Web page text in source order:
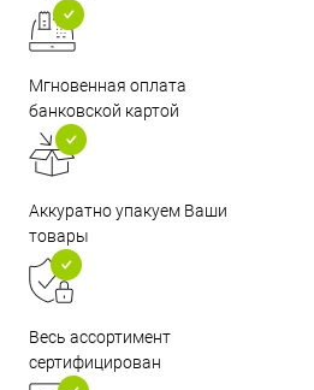
Мгновенная оплата
банковской картой
Аккуратно упакуем Ваши
товары
Весь ассортимент
сертифицирован